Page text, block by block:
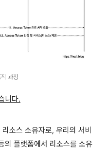
과정
니다.
리소스 소유자로, 우리의 서비
의 플랫폼에서 리소스를 소유